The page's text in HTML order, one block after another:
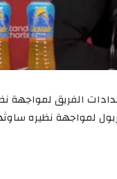
الفريق لمواجهة
لمواجهةنظيره